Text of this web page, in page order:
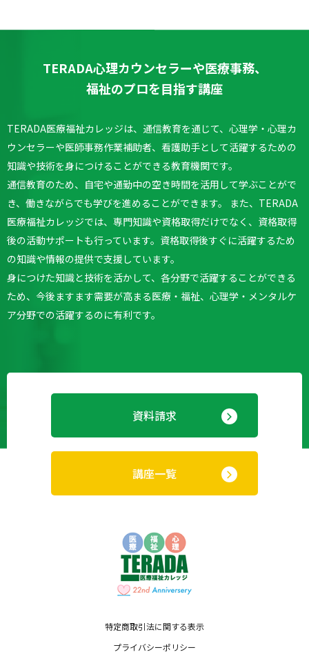
TERADA心理カウンセラーや医療事務、
福祉のプロを目指す講座
TERADA医療福祉カレッジは、通信教育を通じて、心理学・心理カ
ウンセラーや医師事務作業補助者、看護助手として活躍するための
知識や技術を身につけることができる教育機関です。
通信教育のため、自宅や通勤中の空き時間を活用して学ぶことがで
き、働きながらでも学びを進めることができます。
また、TERADA
医療福祉カレッジでは、専門知識や資格取得だけでなく、資格取得
後の活動サポートも行っています。 資格取得後すぐに活躍するため
の知識や情報の提供で支援しています。
身につけた知識と技術を活かして、各分野で活躍することができる
ため、今後ますます需要が高まる医療・福祉、心理学・メンタルケ
ア分野での活躍するのに有利です。
資料請求
講座一覧
特定商取引法に関する表示
プライバシーポリシー